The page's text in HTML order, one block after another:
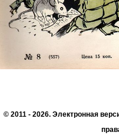
© 2011 - 2026. Электронная